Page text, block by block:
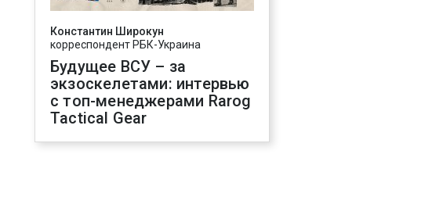
Константин Широкун
корреспондент РБК-Украина
Будущее ВСУ – за
экзоскелетами: интервью
с топ-менеджерами Rarog
Tactical Gear